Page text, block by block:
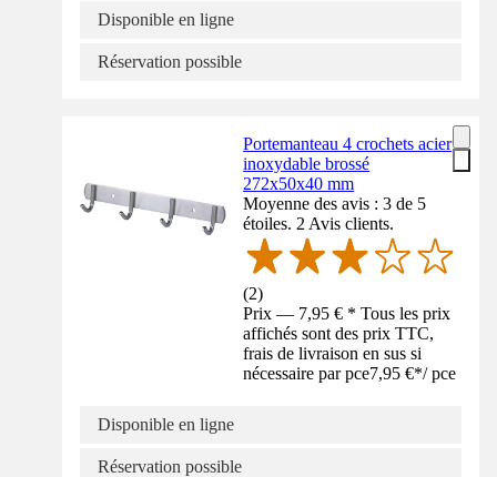
Disponible en ligne
Réservation possible
Portemanteau 4 crochets acier
inoxydable brossé
272x50x40 mm
Moyenne des avis : 3 de 5
étoiles. 2 Avis clients.
(2)
Prix — 7,95 € * Tous les prix
affichés sont des prix TTC,
frais de livraison en sus si
nécessaire par pce7,95 €*/ pce
Disponible en ligne
Réservation possible